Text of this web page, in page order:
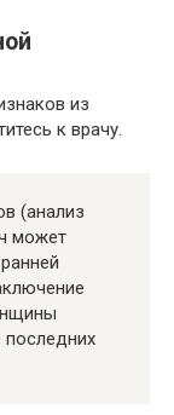
из
к врачу.
(анализ
может
последних